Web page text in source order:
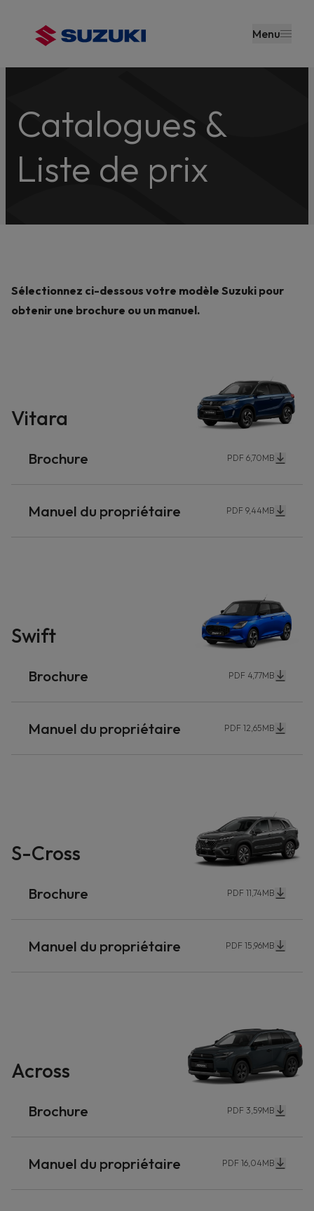
principal
Menu
Catalogues &
Liste de prix
Sélectionnez ci-dessous votre modèle Suzuki pour
obtenir une brochure ou un manuel.
Vitara
Brochure PDF 6,70MB
Manuel du propriétaire PDF 9,44MB
Swift
Brochure PDF 4,77MB
Manuel du propriétaire PDF 12,65MB
S-Cross
Brochure PDF 11,74MB
Manuel du propriétaire PDF 15,96MB
Across
Brochure PDF 3,59MB
Manuel du propriétaire PDF 16,04MB